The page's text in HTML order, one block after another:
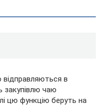
відправляються в
закупівлю чаю
цю функцію беруть на